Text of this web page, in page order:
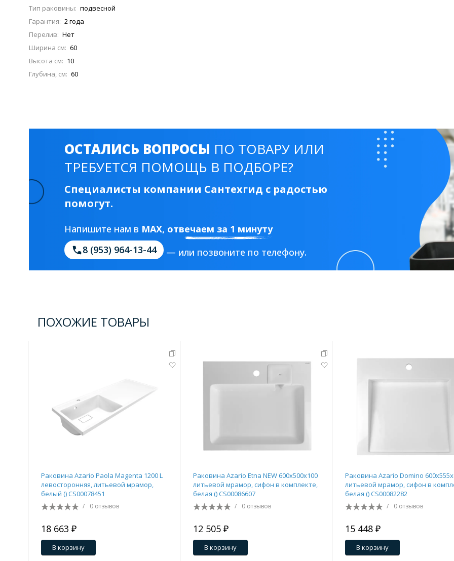
Тип раковины: подвесной
Гарантия: 2 года
Перелив: Нет
Ширина см: 60
Высота см: 10
Глубина, см: 60
ОСТАЛИСЬ ВОПРОСЫ ПО ТОВАРУ ИЛИ
ТРЕБУЕТСЯ ПОМОЩЬ В ПОДБОРЕ?
Специалисты компании Сантехгид с радостью
помогут.
Напишите нам в MAX, отвечаем за 1 минуту
8 (953) 964-13-44
— или позвоните по телефону.
ПОХОЖИЕ ТОВАРЫ
Раковина Azario Paola Magenta 1200 L
левосторонняя, литьевой мрамор,
белый () CS00078451
/ 0 отзывов
18 663 ₽
В корзину
Раковина Azario Etna NEW 600х500х100
литьевой мрамор, сифон в комплекте,
белая () CS00086607
/ 0 отзывов
12 505 ₽
В корзину
Раковина Azario Domino
литьевой мрамор, сифон в
белая () CS00082282
/ 0 отзывов
15 448 ₽
В корзину